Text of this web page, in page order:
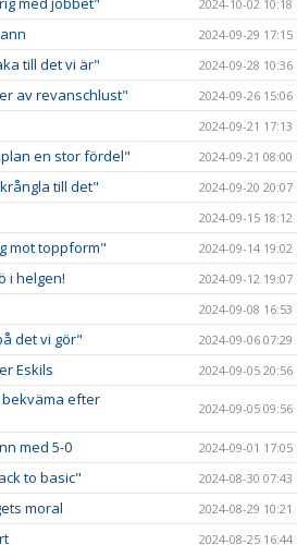
2024-10-02 10:18
2024-09-29 17:15
till det vi är" 2024-09-28 10:36
av revanschlust" 2024-09-26 15:06
2024-09-21 17:13
en stor fördel" 2024-09-21 08:00
till det" 2024-09-20 20:07
2024-09-15 18:12
mot toppform" 2024-09-14 19:02
i helgen! 2024-09-12 19:07
2024-09-08 16:53
det vi gör" 2024-09-06 07:29
Eskils 2024-09-05 20:56
bekväma efter
2024-09-05 09:56
med 5-0 2024-09-01 17:05
to basic" 2024-08-30 07:43
moral 2024-08-29 10:21
2024-08-25 16:44